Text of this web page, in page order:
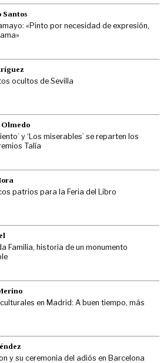
«Pinto por necesidad de expresión,
ocultos de Sevilla
y ‘Los miserables’ se reparten los
Talía
patrios para la Feria del Libro
Familia, historia de un monumento
en Madrid: A buen tiempo, más
y su ceremonia del adiós en Barcelona